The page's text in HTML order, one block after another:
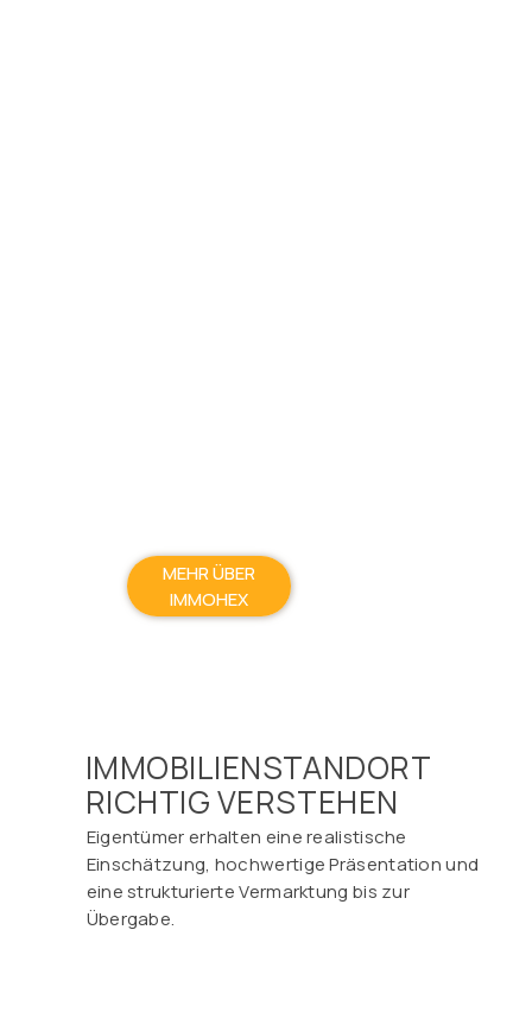
MEHR ÜBER
IMMOHEX
IMMOBILIENSTANDORT
RICHTIG VERSTEHEN
Eigentümer erhalten eine realistische
Einschätzung, hochwertige Präsentation und
eine strukturierte Vermarktung bis zur
Übergabe.